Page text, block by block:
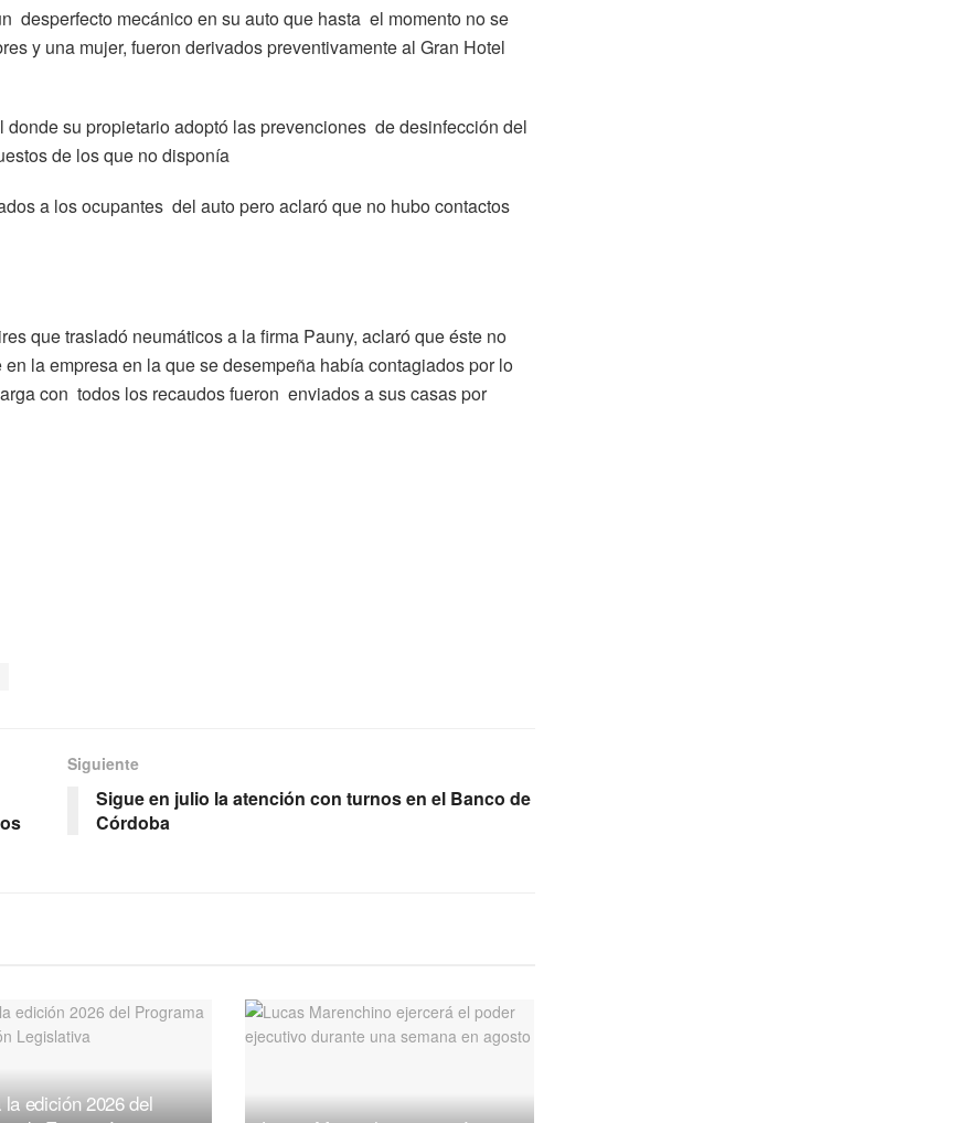
desperfecto mecánico en su auto que hasta el momento no se
y una mujer, fueron derivados preventivamente al Gran Hotel
su propietario adoptó las prevenciones de desinfección del
de los que no disponía
a los ocupantes del auto pero aclaró que no hubo contactos
que trasladó neumáticos a la firma Pauny, aclaró que éste no
la empresa en la que se desempeña había contagiados por lo
con todos los recaudos fueron enviados a sus casas por
Siguiente
Sigue en julio la atención con turnos en el Banco de
Córdoba
edición 2026 del